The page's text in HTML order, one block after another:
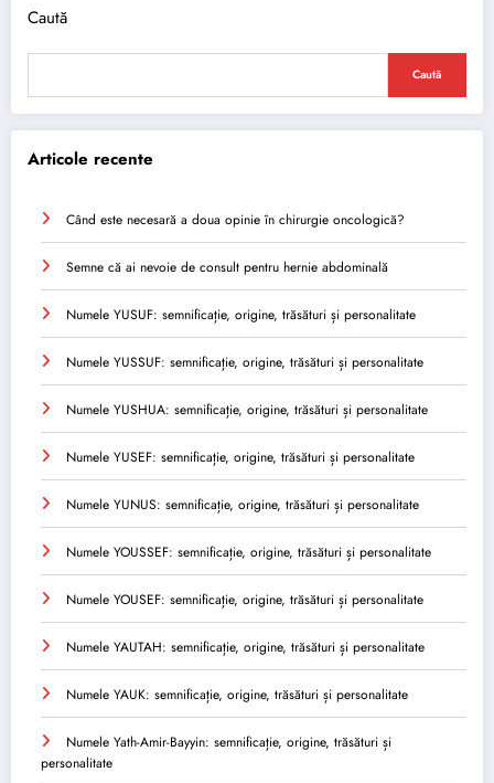
Caută
Caută
Articole recente
Când este necesară a doua opinie în chirurgie oncologică?
Semne că ai nevoie de consult pentru hernie abdominală
Numele YUSUF: semnificație, origine, trăsături și personalitate
Numele YUSSUF: semnificație, origine, trăsături și personalitate
Numele YUSHUA: semnificație, origine, trăsături și personalitate
Numele YUSEF: semnificație, origine, trăsături și personalitate
Numele YUNUS: semnificație, origine, trăsături și personalitate
Numele YOUSSEF: semnificație, origine, trăsături și personalitate
Numele YOUSEF: semnificație, origine, trăsături și personalitate
Numele YAUTAH: semnificație, origine, trăsături și personalitate
Numele YAUK: semnificație, origine, trăsături și personalitate
Numele Yath-Amir-Bayyin: semnificație, origine, trăsături și
personalitate